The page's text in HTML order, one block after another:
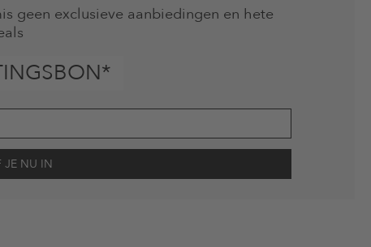
geen exclusieve aanbiedingen en hete